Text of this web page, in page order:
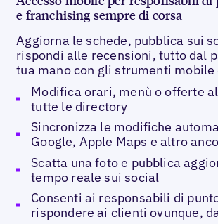
e franchising sempre di corsa
Aggiorna le schede, pubblica sui
rispondi alle recensioni, tutto dal
tua mano con gli strumenti mobile
Modifica orari, menù o offerte
tutte le directory
Sincronizza le modifiche
Google, Apple Maps e altro
Scatta una foto e pubblica
tempo reale sui social
Consenti ai responsabili di
rispondere ai clienti ovunque,